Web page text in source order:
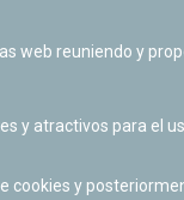
web reuniendo y
y atractivos para el
y